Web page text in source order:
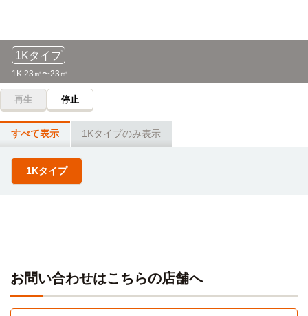
1Kタイプ
1K 23㎡〜23㎡
再生 停止
すべて表示 1Kタイプのみ表示
1Kタイプ
お問い合わせはこちらの店舗へ